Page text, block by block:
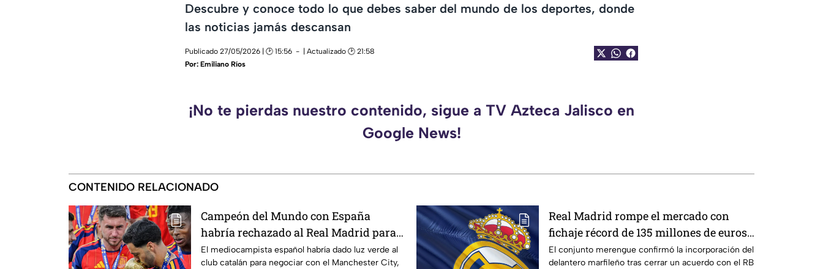
Descubre y conoce todo lo que debes saber del mundo de los deportes, donde
las noticias jamás descansan
Publicado 27/05/2026 | 🕑 15:56
| Actualizado 🕑 21:58
Por: Emiliano Ríos
¡No te pierdas nuestro contenido, sigue a TV Azteca Jalisco en
Google News!
CONTENIDO RELACIONADO
Campeón del Mundo con España
habría rechazado al Real Madrid para
fichar con el Barcelona
El mediocampista español habría dado luz verde al
club catalán para negociar con el Manchester City,
Real Madrid rompe el mercado con
fichaje récord de 135 millones de euros
por una joven promesa
El conjunto merengue confirmó la incorporación del
delantero marfileño tras cerrar un acuerdo con el RB